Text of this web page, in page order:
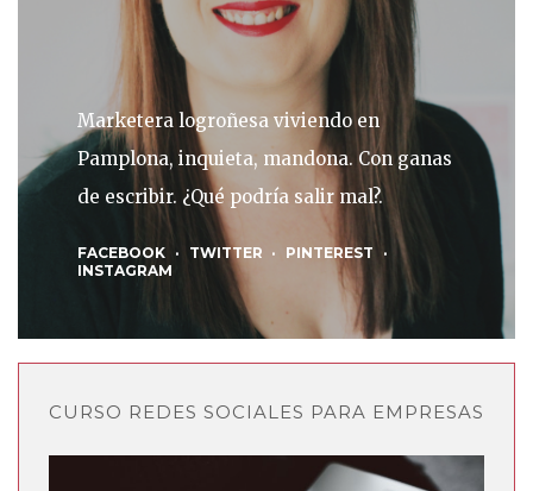
Marketera logroñesa viviendo en
Pamplona, inquieta, mandona. Con ganas
de escribir. ¿Qué podría salir mal?.
FACEBOOK TWITTER
PINTEREST
INSTAGRAM
CURSO REDES SOCIALES PARA EMPRESAS